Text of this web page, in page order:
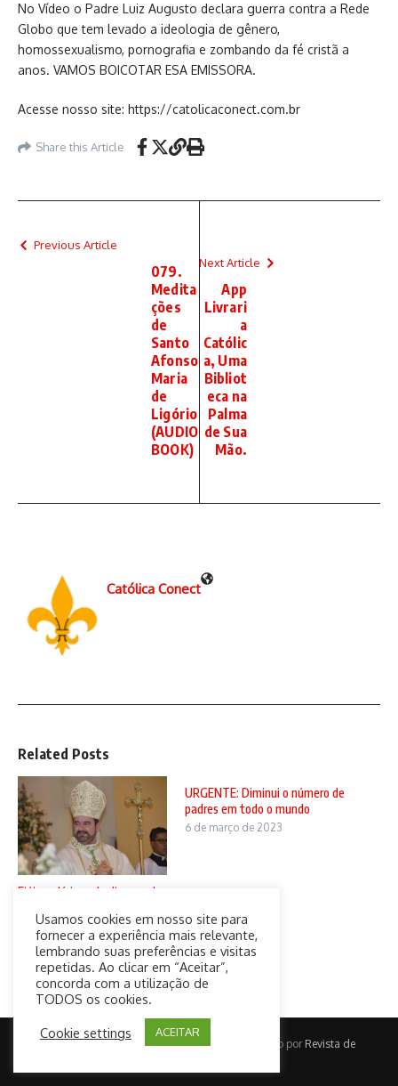
No Vídeo o Padre Luiz Augusto declara guerra contra a Rede
Globo que tem levado a ideologia de gênero,
homossexualismo, pornografia e zombando da fé cristã a
anos. VAMOS BOICOTAR ESA EMISSORA.
Acesse nosso site: https://catolicaconect.com.br
Share this Article
Previous Article
079.
Medita
ções
de
Santo
Afonso
Maria
de
Ligório
(AUDIO
BOOK)
Next Article
App
Livrari
a
Católic
a, Uma
Bibliot
eca na
Palma
de Sua
Mão.
Católica Conect
Related Posts
Fiéis e clérigos da diocese de
ca ...
20 de setembro de 2024
URGENTE: Diminui o número de
padres em todo o mundo
6 de março de 2023
Copyright © 2026 CatolicaConect | Desenvolvido por Revista de
Usamos cookies em nosso site para
fornecer a experiência mais relevante,
lembrando suas preferências e visitas
repetidas. Ao clicar em “Aceitar”,
concorda com a utilização de
TODOS os cookies.
Cookie settings ACEITAR